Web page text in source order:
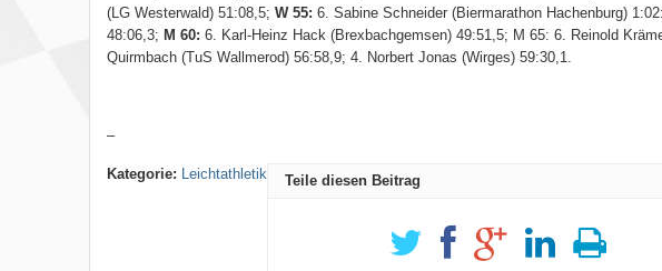
(LG Westerwald) 51:08,5; W 55: 6. Sabine Schneider (Biermarathon Hachenburg)
48:06,3; M 60: 6. Karl-Heinz Hack (Brexbachgemsen) 49:51,5; M 65: 6. Reinold
Quirmbach (TuS Wallmerod) 56:58,9; 4. Norbert Jonas (Wirges) 59:30,1.
–
Kategorie: Leichtathletik Teile diesen Beitrag